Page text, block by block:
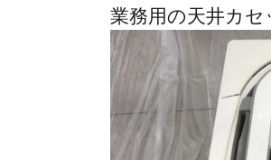
業務用の天井カセ